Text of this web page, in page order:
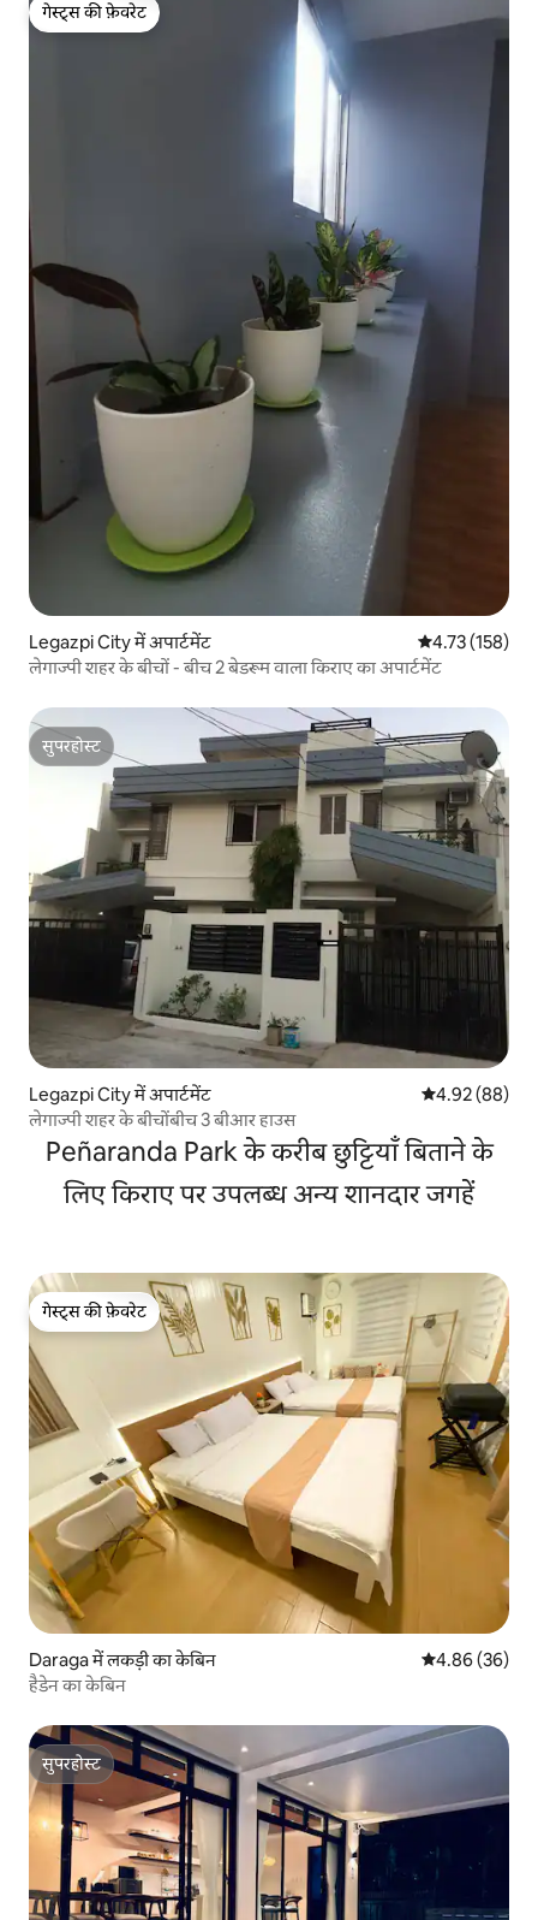
गेस्ट्स की फ़ेवरेट
गेस्ट्स की फ़ेवरेट
Legazpi City में अपार्टमेंट औसत रेटिंग 5 में से
4.73 (158)
लेगाज्पी शहर के बीचों - बीच 2 बेडरूम वाला किराए का अपार्टमेंट
सुपरहोस्ट
सुपरहोस्ट
Legazpi City में अपार्टमेंट औसत रेटिंग 5 में
4.92 (88)
लेगाज्पी शहर के बीचोंबीच 3 बीआर हाउस
Peñaranda Park के करीब छुट्टियाँ बिताने के
लिए किराए पर उपलब्ध अन्य शानदार जगहें
गेस्ट्स की फ़ेवरेट
गेस्ट्स की फ़ेवरेट
Daraga में लकड़ी का केबिन औसत रेटिंग 5 में
4.86 (36)
हैडेन का केबिन
सुपरहोस्ट
सुपरहोस्ट